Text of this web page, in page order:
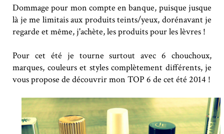
Dommage pour mon compte en banque, puisque jusque
là je me limitais aux produits teints/yeux, dorénavant je
regarde et même, j'achète, les produits pour les lèvres !
Pour cet été je tourne surtout avec 6 chouchoux,
marques, couleurs et styles complètement différents, je
vous propose de découvrir mon TOP 6 de cet été 2014 !